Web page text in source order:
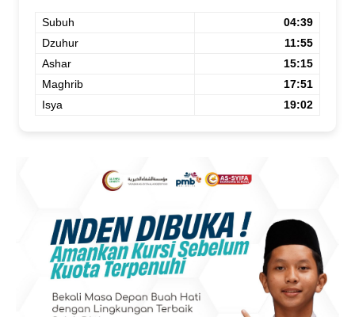
Subuh
04:39
Dzuhur
11:55
Ashar
15:15
Maghrib
17:51
Isya
19:02